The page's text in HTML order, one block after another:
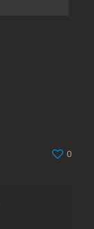
0